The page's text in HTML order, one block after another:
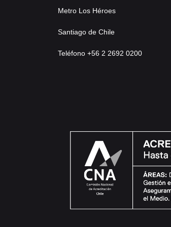
Metro Los Héroes
Santiago de Chile
Teléfono +56 2 2692 0200